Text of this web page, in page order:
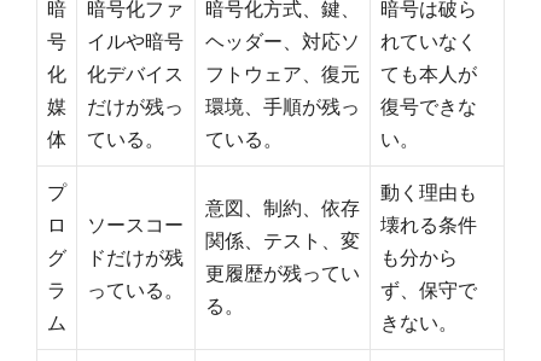
暗
号
化
媒
体
暗号化ファ
イルや暗号
化デバイス
だけが残っ
ている。
暗号化方式、鍵、
ヘッダー、対応ソ
フトウェア、復元
環境、手順が残っ
ている。
暗号は破ら
れていなく
ても本人が
復号できな
い。
プ
ロ
グ
ラ
ム
ソースコー
ドだけが残
っている。
意図、制約、依存
関係、テスト、変
更履歴が残ってい
る。
動く理由も
壊れる条件
も分から
ず、保守で
きない。